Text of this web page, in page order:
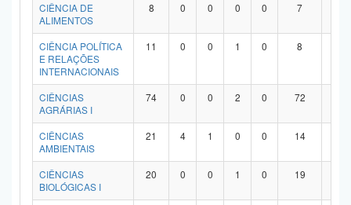
CIÊNCIA DE
ALIMENTOS
8 0 0 0 0 7
CIÊNCIA POLÍTICA
E RELAÇÕES
INTERNACIONAIS
11 0 0 1 0 8
CIÊNCIAS
AGRÁRIAS I
74 0 0 2 0 72
CIÊNCIAS
AMBIENTAIS
21 4 1 0 0 14
CIÊNCIAS
BIOLÓGICAS I
20 0 0 1 0 19